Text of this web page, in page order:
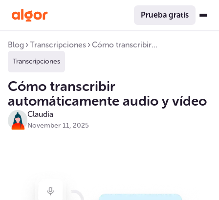
Prueba gratis
Blog Transcripciones
Cómo transcribir
Transcripciones
Cómo transcribir
automáticamente audio y vídeo
Claudia
November 11, 2025